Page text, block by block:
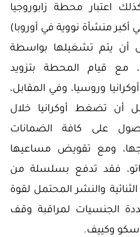
اعتبار محطة زابوروجيا
أكبر منشأة نووية في أوروبا)
أن يتم تشغيلها بواسطة
مع قيام المحطة بتزويد
وروسيا، وفي المقابل،
أن تضغط أوكرانيا خلال
على كافة الضمانات
ومع تقويض مساعيها
فقد تدفع بسلسلة من
الثنائية والنشر المحتمل لقوة
الجنسيات لمراقبة وقف
وكييف.